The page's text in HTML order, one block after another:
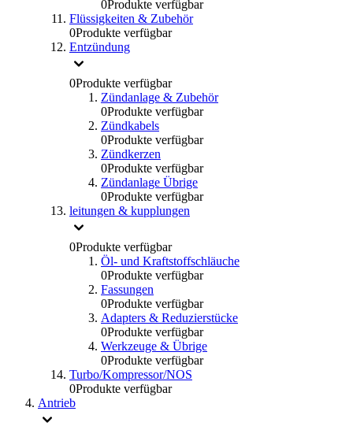
0Produkte verfügbar
Flüssigkeiten & Zubehör
0Produkte verfügbar
Entzündung
0Produkte verfügbar
Zündanlage & Zubehör
0Produkte verfügbar
Zündkabels
0Produkte verfügbar
Zündkerzen
0Produkte verfügbar
Zündanlage Übrige
0Produkte verfügbar
leitungen & kupplungen
0Produkte verfügbar
Öl- und Kraftstoffschläuche
0Produkte verfügbar
Fassungen
0Produkte verfügbar
Adapters & Reduzierstücke
0Produkte verfügbar
Werkzeuge & Übrige
0Produkte verfügbar
Turbo/Kompressor/NOS
0Produkte verfügbar
Antrieb